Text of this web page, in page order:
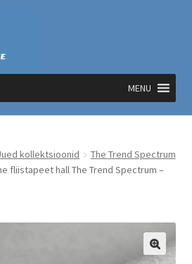
MENU
kollektsioonid
The Trend Spectrum
fliistapeet hall The Trend Spectrum –